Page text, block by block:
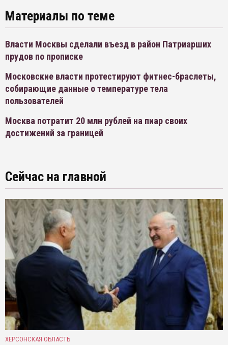
Материалы по теме
Власти Москвы сделали въезд в район Патриарших
прудов по прописке
Московские власти протестируют фитнес-браслеты,
собирающие данные о температуре тела
пользователей
Москва потратит 20 млн рублей на пиар своих
достижений за границей
Сейчас на главной
ХЕРСОНСКАЯ ОБЛАСТЬ